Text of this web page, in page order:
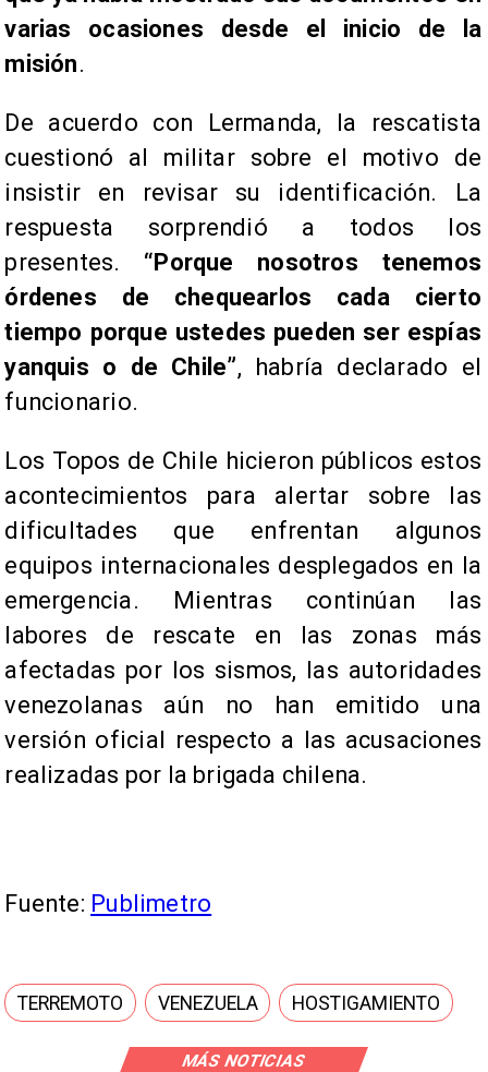
MÁS NOTICIAS
varias ocasiones desde el inicio de la
misión.
De acuerdo con Lermanda, la rescatista
cuestionó al militar sobre el motivo de
insistir en revisar su identificación. La
respuesta sorprendió a todos los
presentes. “Porque nosotros tenemos
órdenes de chequearlos cada cierto
tiempo porque ustedes pueden ser espías
yanquis o de Chile”, habría declarado el
funcionario.
Los Topos de Chile hicieron públicos estos
acontecimientos para alertar sobre las
dificultades que enfrentan algunos
equipos internacionales desplegados en la
emergencia. Mientras continúan las
labores de rescate en las zonas más
afectadas por los sismos, las autoridades
venezolanas aún no han emitido una
versión oficial respecto a las acusaciones
realizadas por la brigada chilena.
Fuente: Publimetro
TERREMOTO VENEZUELA HOSTIGAMIENTO